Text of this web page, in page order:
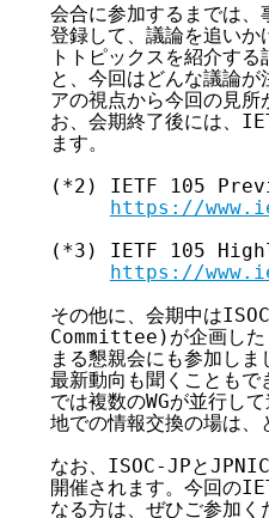
会合に参加するまでは、
登録して、議論を追い
トトピックスを紹介す
と、今回はどんな議論
アの視点から今回の見
お、会期終了後には、
ます。
(*2) IETF 105
https://
(*3) IETF 105
https://
その他に、会期中
Committee)が企画し
まる懇親会にも参加しま
最新動向も聞くことも
では複数のWGが並行し
地での情報交換の場は、
なお、ISOC-JPと
開催されます。今回の
なる方は、ぜひご参加く